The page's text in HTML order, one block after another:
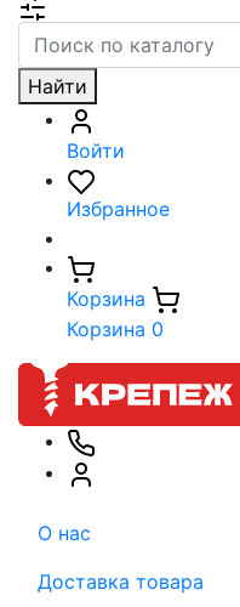
Найти
Войти
Избранное
Корзина
Корзина 0
О нас
Доставка товара